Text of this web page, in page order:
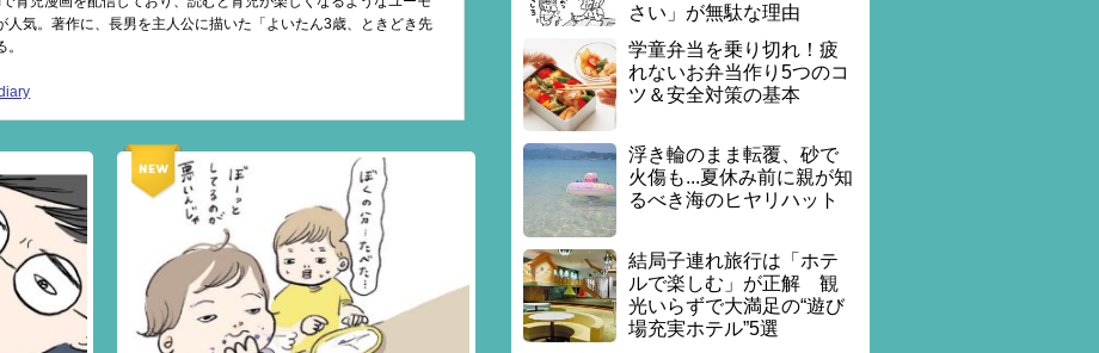
人気。著作に、長男を主人公に描いた「よいたん3歳、ときどき先
さい」が無駄な理由
学童弁当を乗り切れ！疲
れないお弁当作り5つのコ
ツ＆安全対策の基本
浮き輪のまま転覆、砂で
火傷も...夏休み前に親が知
るべき海のヒヤリハット
結局子連れ旅行は「ホテ
ルで楽しむ」が正解 観
光いらずで大満足の“遊び
場充実ホテル”5選